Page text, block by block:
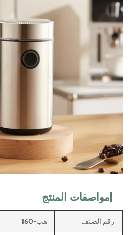
مواصفات المنتج
رقم الصنف هب-160